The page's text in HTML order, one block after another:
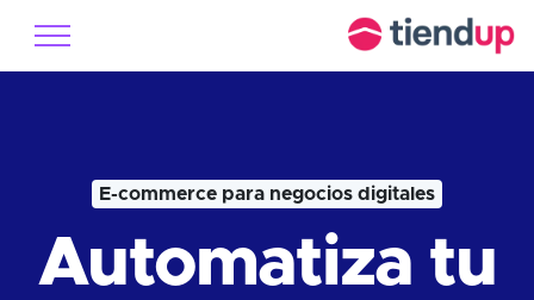
E-commerce para negocios digitales
Automatiza tu